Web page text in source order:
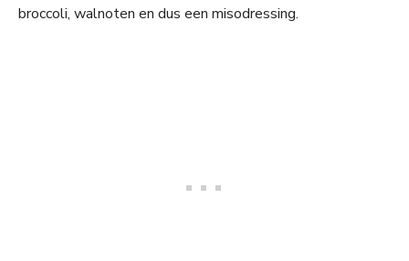
broccoli, walnoten en dus een misodressing.